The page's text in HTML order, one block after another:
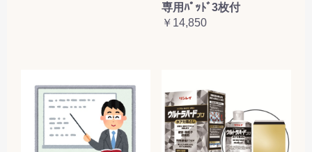
専用ﾊﾟｯﾄﾞ3枚付
￥14,850